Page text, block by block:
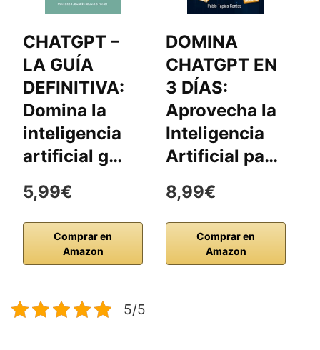
CHATGPT –
LA GUÍA
DEFINITIVA:
Domina la
inteligencia
artificial g…
5,99€
Comprar en
Amazon
DOMINA
CHATGPT EN
3 DÍAS:
Aprovecha la
Inteligencia
Artificial pa…
8,99€
Comprar en
Amazon
5/5